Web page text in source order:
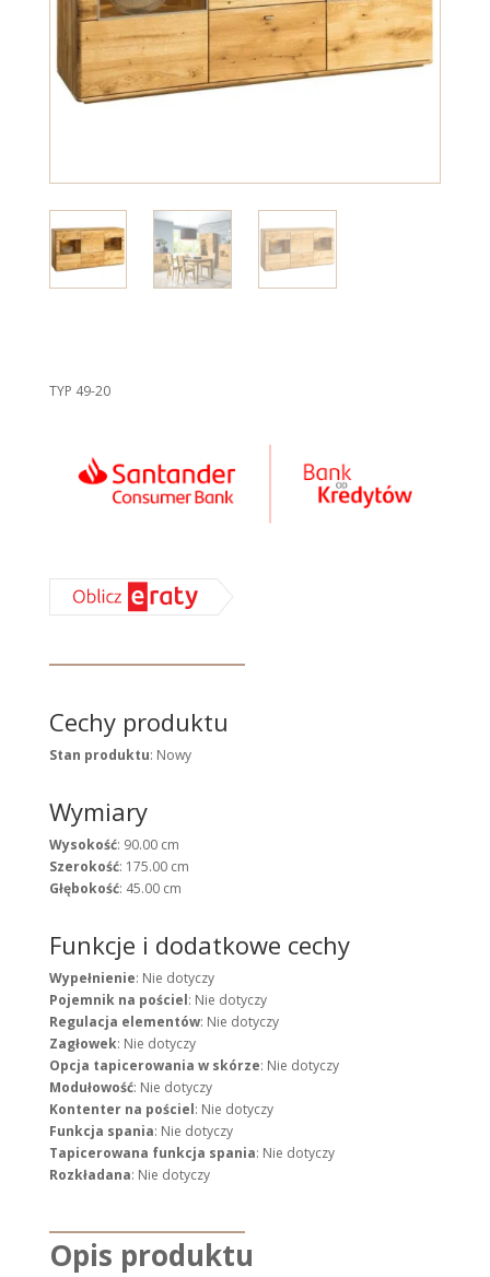
TYP 49-20
Cechy produktu
Stan produktu: Nowy
Wymiary
Wysokość: 90.00 cm
Szerokość: 175.00 cm
Głębokość: 45.00 cm
Funkcje i dodatkowe cechy
Wypełnienie: Nie dotyczy
Pojemnik na pościel: Nie dotyczy
Regulacja elementów: Nie dotyczy
Zagłowek: Nie dotyczy
Opcja tapicerowania w skórze: Nie dotyczy
Modułowość: Nie dotyczy
Kontenter na pościel: Nie dotyczy
Funkcja spania: Nie dotyczy
Tapicerowana funkcja spania: Nie dotyczy
Rozkładana: Nie dotyczy
Opis produktu